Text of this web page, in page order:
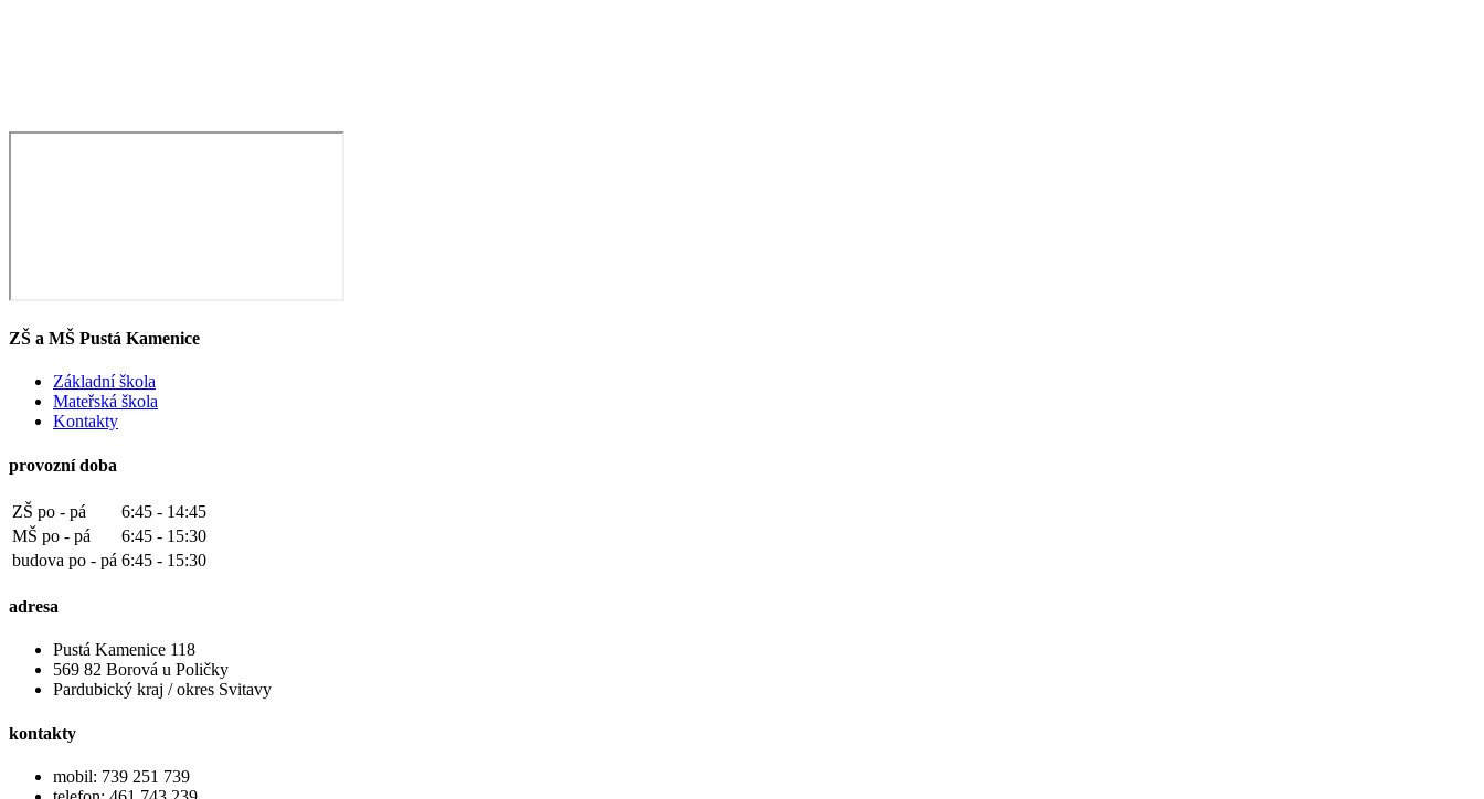
ZŠ a MŠ Pustá Kamenice
Základní škola
Mateřská škola
Kontakty
provozní doba
ZŠ po - pá
6:45 - 14:45
MŠ po - pá
6:45 - 15:30
budova po - pá 6:45 - 15:30
adresa
Pustá Kamenice 118
569 82 Borová u Poličky
Pardubický kraj / okres Svitavy
kontakty
mobil: 739 251 739